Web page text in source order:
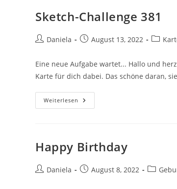
Sketch-Challenge 381
Daniela August 13, 2022
Eine neue Aufgabe wartet... Hallo und
Karte für dich dabei. Das schöne daran,
Weiterlesen
Happy Birthday
Daniela August 8, 2022